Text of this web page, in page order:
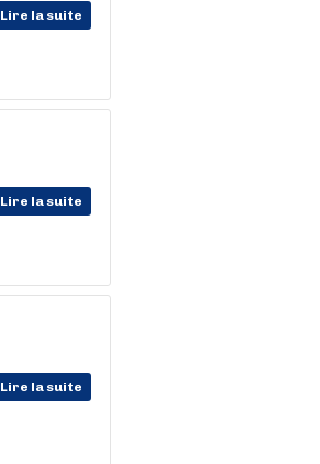
Lire la suite
Lire la suite
Lire la suite